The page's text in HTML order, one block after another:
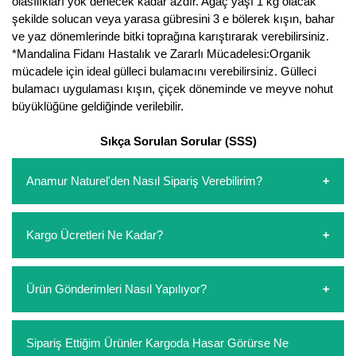
şekilde solucan veya yarasa gübresini 3 e bölerek kışın, bahar
ve yaz dönemlerinde bitki toprağına karıştırarak verebilirsiniz.
*Mandalina Fidanı Hastalık ve Zararlı Mücadelesi:Organik
mücadele için ideal gülleci bulamacını verebilirsiniz. Gülleci
bulamacı uygulaması kışın, çiçek döneminde ve meyve nohut
büyüklüğüne geldiğinde verilebilir.
Sıkça Sorulan Sorular (SSS)
Anamur Naturel'den Nasıl Sipariş Verebilirim?
oluşturarak,iletişim numaralarımızdan bizi arayarak veya
whatsapp hattımızdan bizlere isteklerinizi yazarak sipariş
ödemelerini sipariş verdikten sonra havale/eft veya sipariş
Kargo Ücretleri Ne Kadar?
etmeyin diye 1500 lira ve üzerindeki siparişlerinizde
kargoyu biz karşılıyoruz. 1500 Lira altında kalan
kargo ücreti ödeme aşamasında sepetinize eklenecektir.
Ürün Gönderimleri Nasıl Yapılıyor?
paketlenip gönderim yapılmaktadır.
Sipariş Ettiğim Ürünler Kargoda Hasar Görürse Ne
Yaban Mersini Fidanı
Zeytin Fidanı